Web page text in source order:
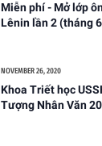
Miễn phí - Mở lớp
Lênin lần 2 (tháng
NOVEMBER 26, 2020
Khoa Triết học
Tượng Nhân Văn